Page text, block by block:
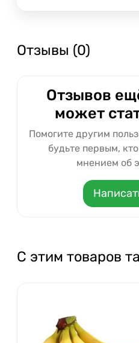
Отзывы (0)
Отзывов
может
Помогите другим
будьте первым,
мнением об
С этим товаров